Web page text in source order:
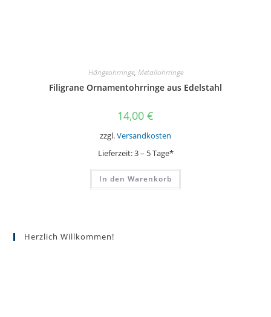
Hängeohrringe, Metallohrringe
Filigrane Ornamentohrringe aus Edelstahl
14,00 €
zzgl.Versandkosten
Lieferzeit:3 – 5 Tage*
In den Warenkorb
Herzlich Willkommen!